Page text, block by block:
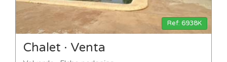
Ref: 6938K
Chalet · Venta